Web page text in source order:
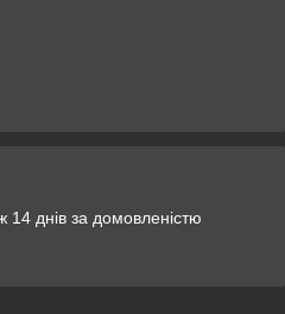
днів за домовленістю